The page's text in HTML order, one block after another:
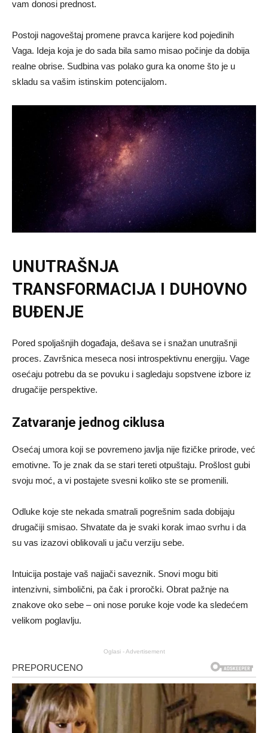
vam donosi prednost.
Postoji nagoveštaj promene pravca karijere kod pojedinih
Vaga. Ideja koja je do sada bila samo misao počinje da dobija
realne obrise. Sudbina vas polako gura ka onome što je u
skladu sa vašim istinskim potencijalom.
UNUTRAŠNJA
TRANSFORMACIJA I DUHOVNO
BUĐENJE
Pored spoljašnjih događaja, dešava se i snažan unutrašnji
proces. Završnica meseca nosi introspektivnu energiju. Vage
osećaju potrebu da se povuku i sagledaju sopstvene izbore iz
drugačije perspektive.
Zatvaranje jednog ciklusa
Osećaj umora koji se povremeno javlja nije fizičke prirode, već
emotivne. To je znak da se stari tereti otpuštaju. Prošlost gubi
svoju moć, a vi postajete svesni koliko ste se promenili.
Odluke koje ste nekada smatrali pogrešnim sada dobijaju
drugačiji smisao. Shvatate da je svaki korak imao svrhu i da
su vas izazovi oblikovali u jaču verziju sebe.
Intuicija postaje vaš najjači saveznik. Snovi mogu biti
intenzivni, simbolični, pa čak i proročki. Obrat pažnje na
znakove oko sebe – oni nose poruke koje vode ka sledećem
velikom poglavlju.
Oglasi - Advertisement